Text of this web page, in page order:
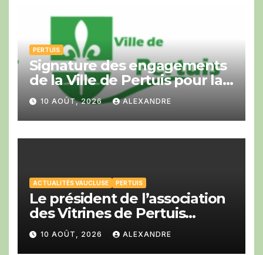
PERTUIS
Signature des engagements
de la Ville de Pertuis pour la
Cop Bike Ride
10 AOÛT, 2026 ALEXANDRE
ACTUALITÉS VAUCLUSE PERTUIS
Le président de l’association
des Vitrines de Pertuis
Franck Girard a été élu à la
CCI du Vaucluse.
10 AOÛT, 2026 ALEXANDRE